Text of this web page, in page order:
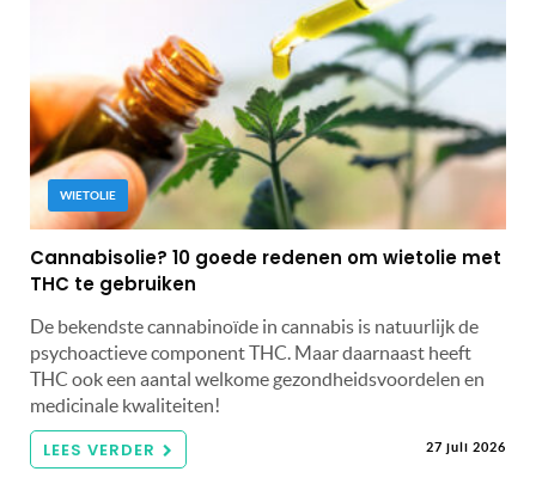
WIETOLIE
Cannabisolie? 10 goede redenen om wietolie met
THC te gebruiken
De bekendste cannabinoïde in cannabis is natuurlijk de
psychoactieve component THC. Maar daarnaast heeft
THC ook een aantal welkome gezondheidsvoordelen en
medicinale kwaliteiten!
LEES VERDER 27 juli 2026